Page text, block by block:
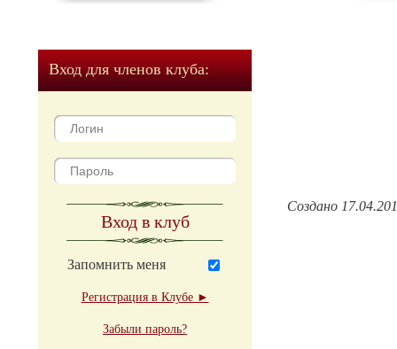
Вход для членов клуба:
Вход в клуб
Запомнить меня
Регистрация в Клубе ►
Забыли пароль?
Создано